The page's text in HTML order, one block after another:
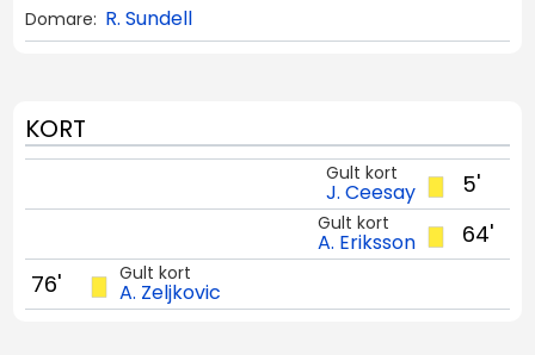
Domare: R. Sundell
KORT
5'
Gult kort
J. Ceesay
64'
Gult kort
A. Eriksson
Gult kort
A. Zeljkovic
76'